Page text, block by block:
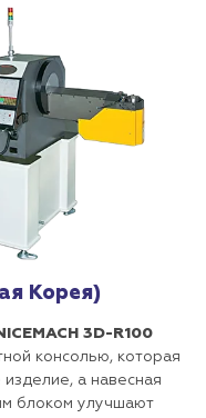
Корея)
3D-R100
консолью, которая
а навесная
блоком улучшают